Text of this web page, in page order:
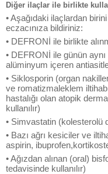
Diğer ilaçlar ile birlikte
• Aşağıdaki ilaçlardan
eczacınıza bildiriniz:
• DEFRONİ ile birlikte
• DEFRONİ ile günün
alüminyum içeren
• Siklosporin (organ
ve romatizmaleklem
hastalığı olan atopik
kullanılır)
• Simvastatin (kolesterolü
• Bazı ağrı kesiciler ve
aspirin,
• Ağızdan alınan (oral)
tedavisinde kullanılır)